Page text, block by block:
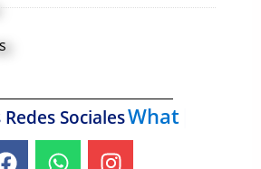
SocialesWhats